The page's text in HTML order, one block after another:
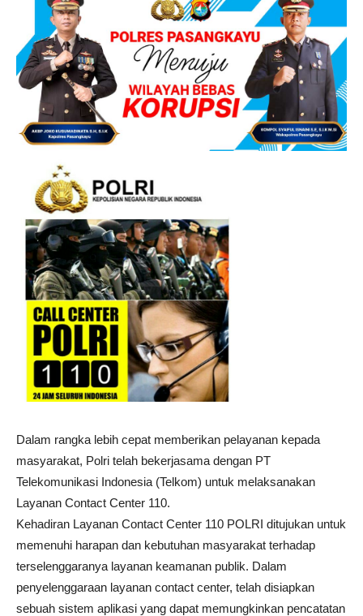
Dalam rangka lebih cepat memberikan pelayanan kepada
masyarakat, Polri telah bekerjasama dengan PT
Telekomunikasi Indonesia (Telkom) untuk melaksanakan
Layanan Contact Center 110.
Kehadiran Layanan Contact Center 110 POLRI ditujukan untuk
memenuhi harapan dan kebutuhan masyarakat terhadap
terselenggaranya layanan keamanan publik. Dalam
penyelenggaraan layanan contact center, telah disiapkan
sebuah sistem aplikasi yang dapat memungkinkan pencatatan